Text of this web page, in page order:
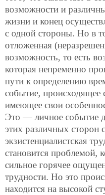
возможности и
жизни и конец
с одной стороны. Но в
отложенная
возможность, то есть
которая непременно
пути к определению
событие,
имеющее свои
Это — личное событие
этих различных сторон
экзистенциалистская
становится проблемой,
сильное горячее
трудности. Но это
находится на высокой